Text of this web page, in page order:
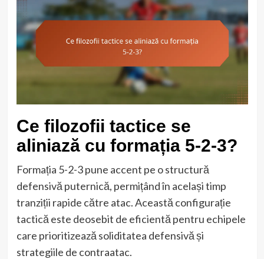
Ce filozofii tactice se
aliniază cu formația 5-2-3?
Formația 5-2-3 pune accent pe o structură
defensivă puternică, permițând în același timp
tranziții rapide către atac. Această configurație
tactică este deosebit de eficientă pentru echipele
care prioritizează soliditatea defensivă și
strategiile de contraatac.